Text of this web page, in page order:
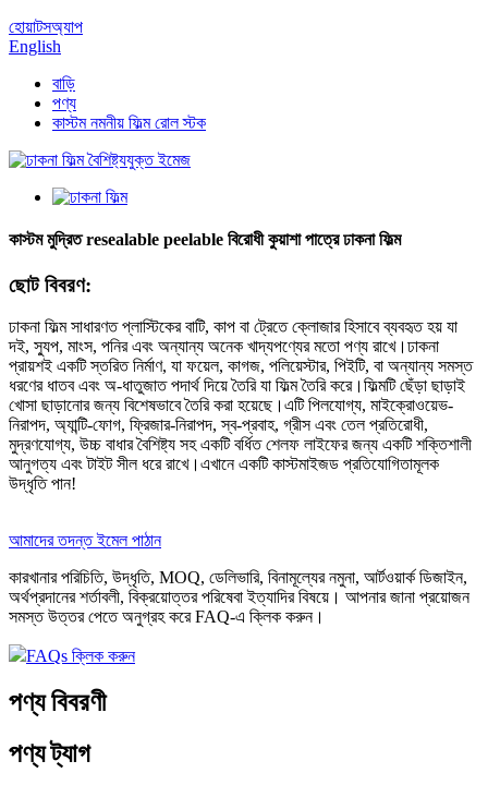
হোয়াটসঅ্যাপ
English
বাড়ি
পণ্য
কাস্টম নমনীয় ফিল্ম রোল স্টক
কাস্টম মুদ্রিত resealable peelable বিরোধী কুয়াশা পাত্রে ঢাকনা ফিল্ম
ছোট বিবরণ:
ঢাকনা ফিল্ম সাধারণত প্লাস্টিকের বাটি, কাপ বা ট্রেতে ক্লোজার হিসাবে ব্যবহৃত হয় যা
দই, স্যুপ, মাংস, পনির এবং অন্যান্য অনেক খাদ্যপণ্যের মতো পণ্য রাখে।ঢাকনা
প্রায়শই একটি স্তরিত নির্মাণ, যা ফয়েল, কাগজ, পলিয়েস্টার, পিইটি, বা অন্যান্য সমস্ত
ধরণের ধাতব এবং অ-ধাতুজাত পদার্থ দিয়ে তৈরি যা ফিল্ম তৈরি করে।ফিল্মটি ছেঁড়া ছাড়াই
খোসা ছাড়ানোর জন্য বিশেষভাবে তৈরি করা হয়েছে।এটি পিলযোগ্য, মাইক্রোওয়েভ-
নিরাপদ, অ্যান্টি-ফোগ, ফ্রিজার-নিরাপদ, স্ব-প্রবাহ, গ্রীস এবং তেল প্রতিরোধী,
মুদ্রণযোগ্য, উচ্চ বাধার বৈশিষ্ট্য সহ একটি বর্ধিত শেলফ লাইফের জন্য একটি শক্তিশালী
আনুগত্য এবং টাইট সীল ধরে রাখে।এখানে একটি কাস্টমাইজড প্রতিযোগিতামূলক
উদ্ধৃতি পান!
আমাদের তদন্ত ইমেল পাঠান
কারখানার পরিচিতি, উদ্ধৃতি, MOQ, ডেলিভারি, বিনামূল্যের নমুনা, আর্টওয়ার্ক ডিজাইন,
অর্থপ্রদানের শর্তাবলী, বিক্রয়োত্তর পরিষেবা ইত্যাদির বিষয়ে। আপনার জানা প্রয়োজন
সমস্ত উত্তর পেতে অনুগ্রহ করে FAQ-এ ক্লিক করুন।
FAQs ক্লিক করুন
পণ্য বিবরণী
পণ্য ট্যাগ